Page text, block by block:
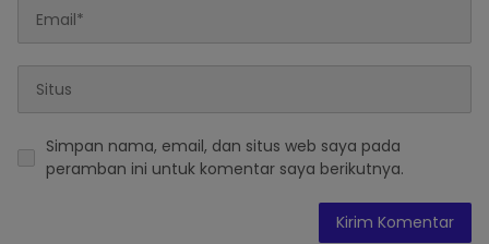
Simpan nama, email, dan situs web saya pada
peramban ini untuk komentar saya berikutnya.